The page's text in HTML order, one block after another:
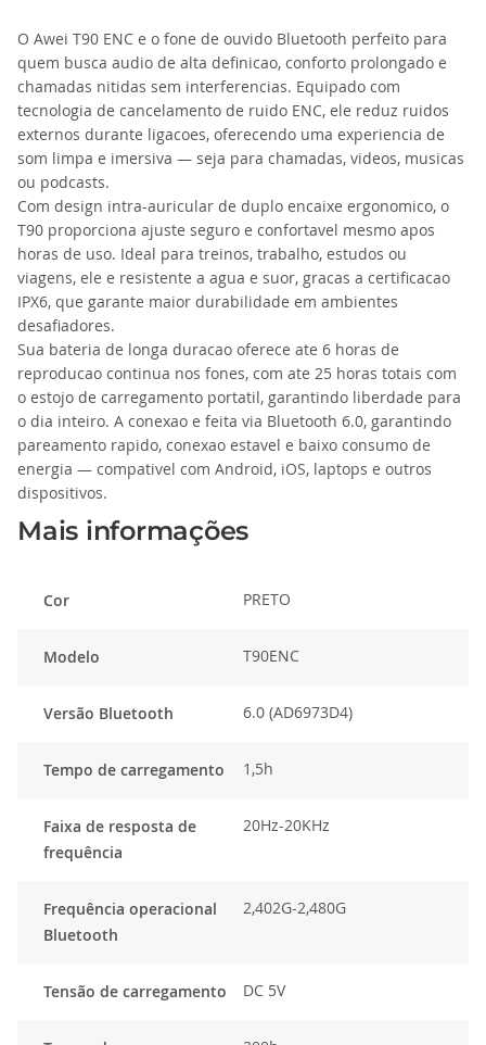
O Awei T90 ENC e o fone de ouvido Bluetooth perfeito para
quem busca audio de alta definicao, conforto prolongado e
chamadas nitidas sem interferencias. Equipado com
tecnologia de cancelamento de ruido ENC, ele reduz ruidos
externos durante ligacoes, oferecendo uma experiencia de
som limpa e imersiva — seja para chamadas, videos, musicas
ou podcasts.
Com design intra-auricular de duplo encaixe ergonomico, o
T90 proporciona ajuste seguro e confortavel mesmo apos
horas de uso. Ideal para treinos, trabalho, estudos ou
viagens, ele e resistente a agua e suor, gracas a certificacao
IPX6, que garante maior durabilidade em ambientes
desafiadores.
Sua bateria de longa duracao oferece ate 6 horas de
reproducao continua nos fones, com ate 25 horas totais com
o estojo de carregamento portatil, garantindo liberdade para
o dia inteiro. A conexao e feita via Bluetooth 6.0, garantindo
pareamento rapido, conexao estavel e baixo consumo de
energia — compativel com Android, iOS, laptops e outros
dispositivos.
Mais informações
Cor PRETO
Modelo T90ENC
Versão Bluetooth 6.0 (AD6973D4)
Tempo de carregamento 1,5h
Faixa de resposta de
frequência
20Hz-20KHz
Frequência operacional
Bluetooth
2,402G-2,480G
Tensão de carregamento DC 5V